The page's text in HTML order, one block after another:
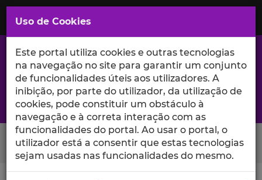
Saltar
para
Conteúdo
Principal
A excelência da investigação e ciência no Iscte
Search Button
Uso de Cookies
Este portal utiliza cookies e outras tecnologias
na navegação no site para garantir um conjunto
de funcionalidades úteis aos utilizadores. A
inibição, por parte do utilizador, da utilização de
cookies, pode constituir um obstáculo à
navegação e à correta interação com as
funcionalidades do portal. Ao usar o portal, o
utilizador está a consentir que estas tecnologias
sejam usadas nas funcionalidades do mesmo.